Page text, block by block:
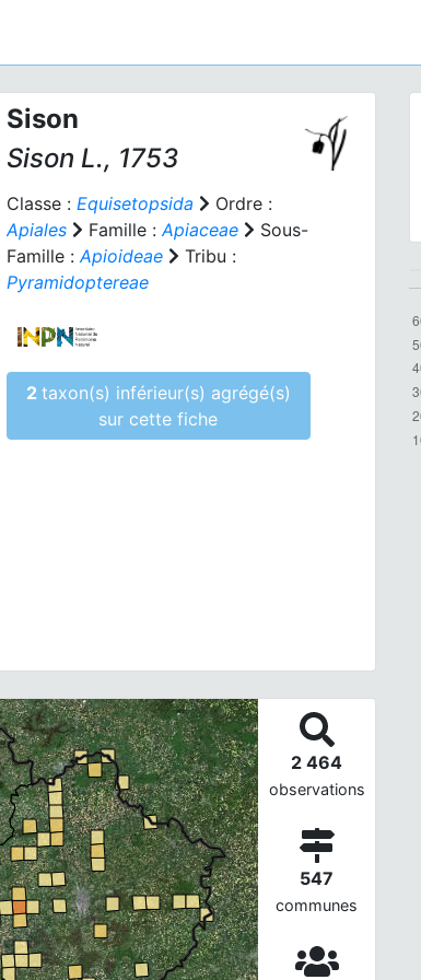
Sison
Sison L., 1753
Classe : Equisetopsida
Ordre :
Apiales
Famille :Apiaceae
Sous-
Famille :Apioideae
Tribu :
Pyramidoptereae
2 taxon(s) inférieur(s) agrégé(s)
sur cette fiche
2 464
observations
547
communes